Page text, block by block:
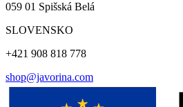
059 01 Spišská Belá
SLOVENSKO
+421 908 818 778
shop@javorina.com